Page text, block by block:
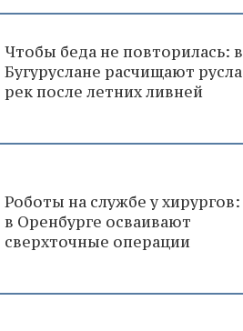
Чтобы беда не повторилась: в
Бугуруслане расчищают русла
рек после летних ливней
Роботы на службе у хирургов:
в Оренбурге осваивают
сверхточные операции